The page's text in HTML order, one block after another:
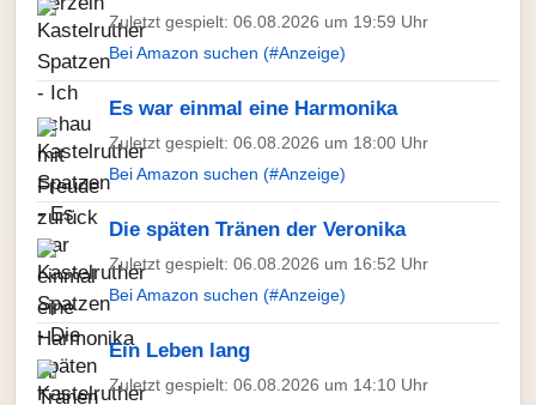
Zuletzt gespielt: 06.08.2026 um 19:59 Uhr
Bei Amazon suchen (#Anzeige)
Es war einmal eine Harmonika
Zuletzt gespielt: 06.08.2026 um 18:00 Uhr
Bei Amazon suchen (#Anzeige)
Die späten Tränen der Veronika
Zuletzt gespielt: 06.08.2026 um 16:52 Uhr
Bei Amazon suchen (#Anzeige)
Ein Leben lang
Zuletzt gespielt: 06.08.2026 um 14:10 Uhr